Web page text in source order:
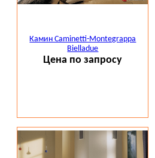
Камин Caminetti-Montegrappa
Bielladue
Цена по запросу